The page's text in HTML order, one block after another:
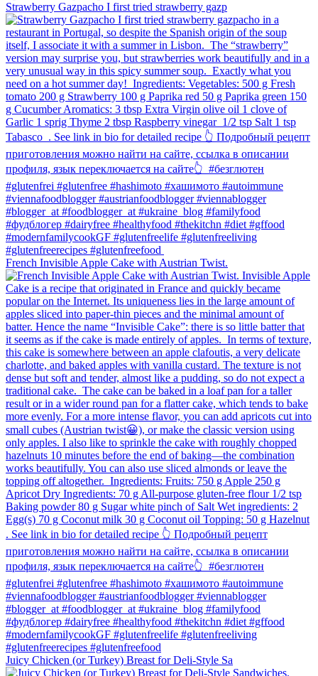
Strawberry Gazpacho⁠ I first tried strawberry gazp
French Invisible Apple Cake with Austrian Twist.⁠
Juicy Chicken (or Turkey) Breast for Deli-Style Sa